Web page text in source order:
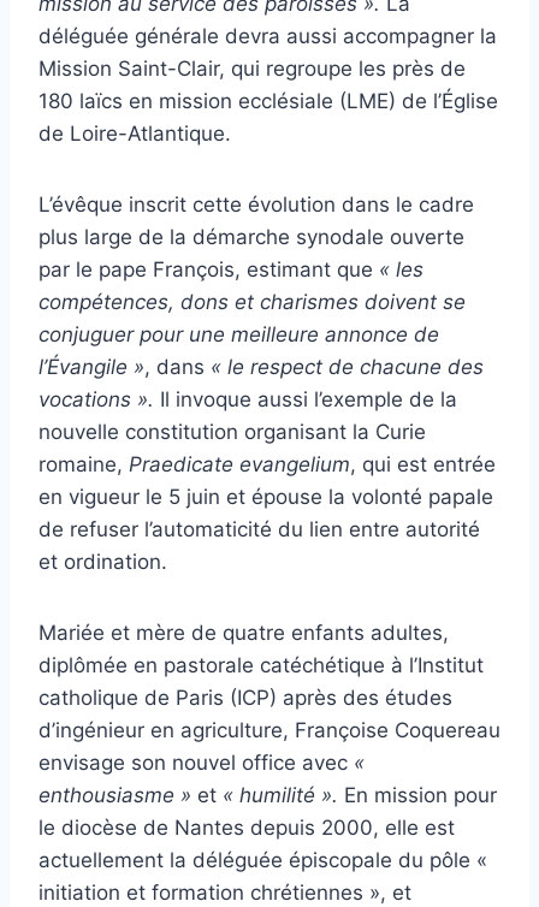
déléguée générale devra aussi accompagner la
Mission Saint-Clair, qui regroupe les près de
180 laïcs en mission ecclésiale (LME) de l’Église
de Loire-Atlantique.
L’évêque inscrit cette évolution dans le cadre
plus large de la démarche synodale ouverte
par le pape François, estimant que « les
compétences, dons et charismes doivent se
conjuguer pour une meilleure annonce de
l’Évangile », dans « le respect de chacune des
vocations ». Il invoque aussi l’exemple de la
nouvelle constitution organisant la Curie
romaine, Praedicate evangelium, qui est entrée
en vigueur le 5 juin et épouse la volonté papale
de refuser l’automaticité du lien entre autorité
et ordination.
Mariée et mère de quatre enfants adultes,
diplômée en pastorale catéchétique à l’Institut
catholique de Paris (ICP) après des études
d’ingénieur en agriculture, Françoise Coquereau
envisage son nouvel office avec «
enthousiasme » et « humilité ». En mission pour
le diocèse de Nantes depuis 2000, elle est
actuellement la déléguée épiscopale du pôle «
initiation et formation chrétiennes », et